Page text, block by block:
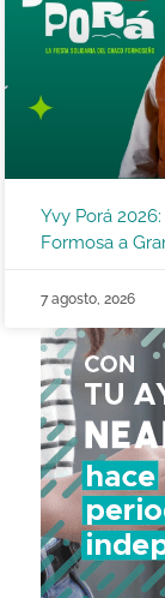
Yvy Porá
Formosa a
7 agosto, 2026